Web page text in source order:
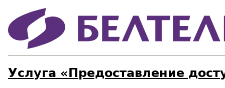
Услуга «Предоставление